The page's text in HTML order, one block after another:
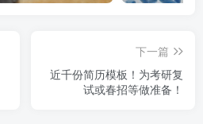
下一篇
近千份简历模板！为考研复
试或春招等做准备！